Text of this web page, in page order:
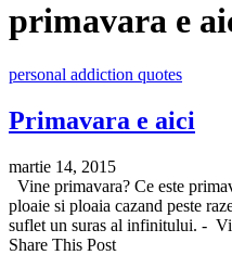
primavara e
personal addiction quotes
Primavara e aici
martie 14, 2015
Vine primavara? Ce este
ploaie si ploaia cazand peste
suflet un suras al infinitului. -
Share This Post